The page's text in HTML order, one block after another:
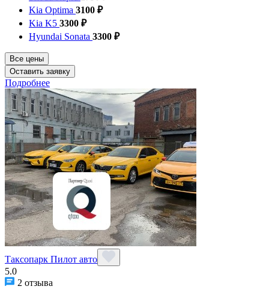
Kia Optima 3100 ₽
Kia K5 3300 ₽
Hyundai Sonata 3300 ₽
Все цены
Оставить заявку
Подробнее
Таксопарк Пилот авто
5.0
2 отзыва